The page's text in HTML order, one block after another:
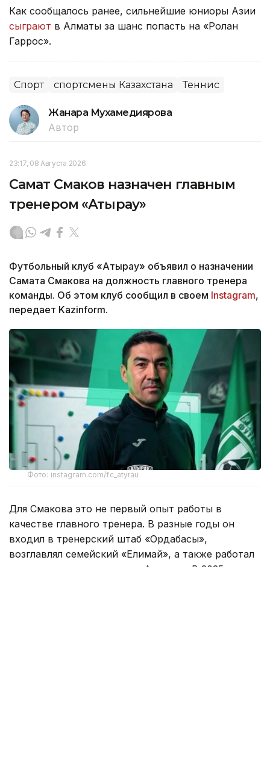
Как сообщалось ранее, сильнейшие юниоры Азии
сыграют в Алматы за шанс попасть на «Ролан
Гаррос».
Спорт спортсмены Казахстана Теннис
Жанара Мухамедиярова
Автор
23:17, 08 Августа 2026
Самат Смаков назначен главным
тренером «Атырау»
Футбольный клуб «Атырау» объявил о назначении
Самата Смакова на должность главного тренера
команды. Об этом клуб сообщил в своем Instagram,
передает Kazinform.
Фото: instagram.com/fc_atyrau
Для Смакова это не первый опыт работы в
качестве главного тренера. В разные годы он
входил в тренерский штаб «Ордабасы»,
возглавлял семейский «Елимай», а также работал
техническим директором «Астаны». В 2025 году